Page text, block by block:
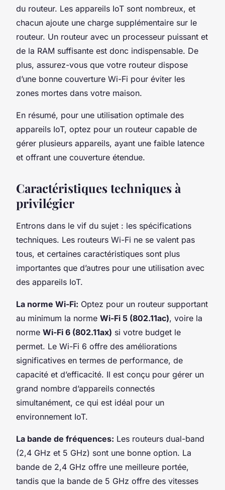
du routeur. Les appareils IoT sont nombreux, et
chacun ajoute une charge supplémentaire sur le
routeur. Un routeur avec un processeur puissant et
de la RAM suffisante est donc indispensable. De
plus, assurez-vous que votre routeur dispose
d’une bonne couverture Wi-Fi pour éviter les
zones mortes dans votre maison.
En résumé, pour une utilisation optimale des
appareils IoT, optez pour un routeur capable de
gérer plusieurs appareils, ayant une faible latence
et offrant une couverture étendue.
Caractéristiques techniques à
privilégier
Entrons dans le vif du sujet : les spécifications
techniques. Les routeurs Wi-Fi ne se valent pas
tous, et certaines caractéristiques sont plus
importantes que d’autres pour une utilisation avec
des appareils IoT.
La norme Wi-Fi: Optez pour un routeur supportant
au minimum la norme Wi-Fi 5 (802.11ac), voire la
norme Wi-Fi 6 (802.11ax) si votre budget le
permet. Le Wi-Fi 6 offre des améliorations
significatives en termes de performance, de
capacité et d’efficacité. Il est conçu pour gérer un
grand nombre d’appareils connectés
simultanément, ce qui est idéal pour un
environnement IoT.
La bande de fréquences: Les routeurs dual-band
(2,4 GHz et 5 GHz) sont une bonne option. La
bande de 2,4 GHz offre une meilleure portée,
tandis que la bande de 5 GHz offre des vitesses